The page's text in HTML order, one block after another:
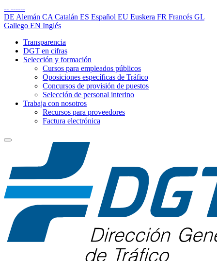
-- ------
DE Alemán CA Catalán ES Español EU Euskera FR Francés GL
Gallego EN Inglés
Transparencia
DGT en cifras
Selección y formación
Cursos para empleados públicos
Oposiciones específicas de Tráfico
Concursos de provisión de puestos
Selección de personal interino
Trabaja con nosotros
Recursos para proveedores
Factura electrónica